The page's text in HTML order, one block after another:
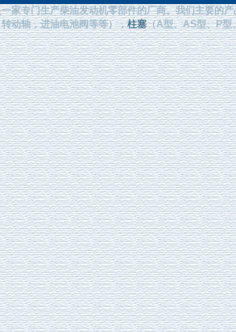
家专门生产柴油发动机零部件的厂商。我们主要的产
动轴，进油电池阀等等），柱塞（A型、AS型、P型